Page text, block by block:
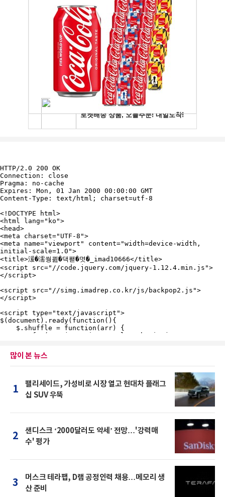
많이 본 뉴스
1
팰리세이드, 가성비로 시장 열고 현대차 플래그
십 SUV 우뚝
2
샌디스크 ‘2000달러도 약세’ 전망…'강력매
수' 평가
3
머스크 테라팹, D램 공정인력 채용…메모리 생
산 준비